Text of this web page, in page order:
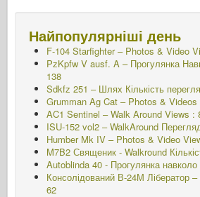
Найпопулярніші день
F-104 Starfighter – Photos & Video
PzKpfw V ausf. A – Прогулянка
138
Sdkfz 251 – Шлях Кількість
Grumman Ag Cat – Photos &
AC1 Sentinel – Walk Around Views :
ISU-152 vol2 – WalkAround
Humber Mk IV – Photos & Video
M7B2 Священик - Walkround
Autoblinda 40 - Прогулянка навколо
Консолідований В-24М Лібератор –
62